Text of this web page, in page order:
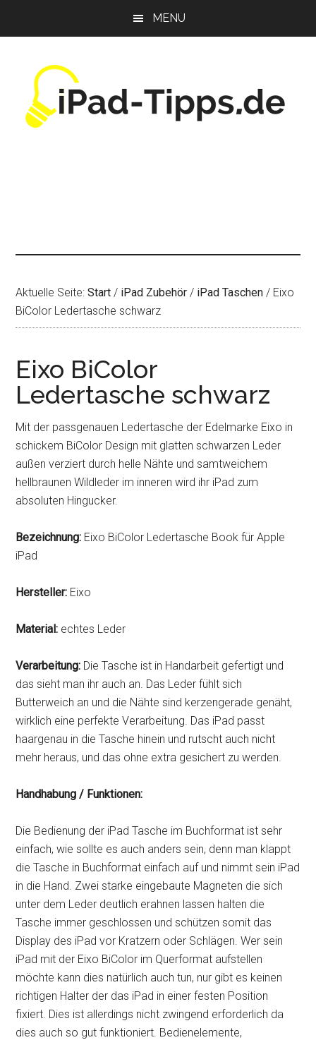
MENU
Aktuelle Seite:Start / iPad Zubehör / iPad Taschen / Eixo
BiColor Ledertasche schwarz
Eixo BiColor
Ledertasche schwarz
Mit der passgenauen Ledertasche der Edelmarke Eixo in
schickem BiColor Design mit glatten schwarzen Leder
außen verziert durch helle Nähte und samtweichem
hellbraunen Wildleder im inneren wird ihr iPad zum
absoluten Hingucker.
Bezeichnung: Eixo BiColor Ledertasche Book für Apple
iPad
Hersteller: Eixo
Material: echtes Leder
Verarbeitung: Die Tasche ist in Handarbeit gefertigt und
das sieht man ihr auch an. Das Leder fühlt sich
Butterweich an und die Nähte sind kerzengerade genäht,
wirklich eine perfekte Verarbeitung. Das iPad passt
haargenau in die Tasche hinein und rutscht auch nicht
mehr heraus, und das ohne extra gesichert zu werden.
Handhabung / Funktionen:
Die Bedienung der iPad Tasche im Buchformat ist sehr
einfach, wie sollte es auch anders sein, denn man klappt
die Tasche in Buchformat einfach auf und nimmt sein iPad
in die Hand. Zwei starke eingebaute Magneten die sich
unter dem Leder deutlich erahnen lassen halten die
Tasche immer geschlossen und schützen somit das
Display des iPad vor Kratzern oder Schlägen. Wer sein
iPad mit der Eixo BiColor im Querformat aufstellen
möchte kann dies natürlich auch tun, nur gibt es keinen
richtigen Halter der das iPad in einer festen Position
fixiert. Dies ist allerdings nicht zwingend erforderlich da
dies auch so gut funktioniert. Bedienelemente,